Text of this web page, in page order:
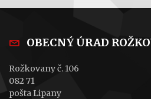
OBECNÝ ÚRAD
Rožkovany č. 106
082 71
pošta Lipany